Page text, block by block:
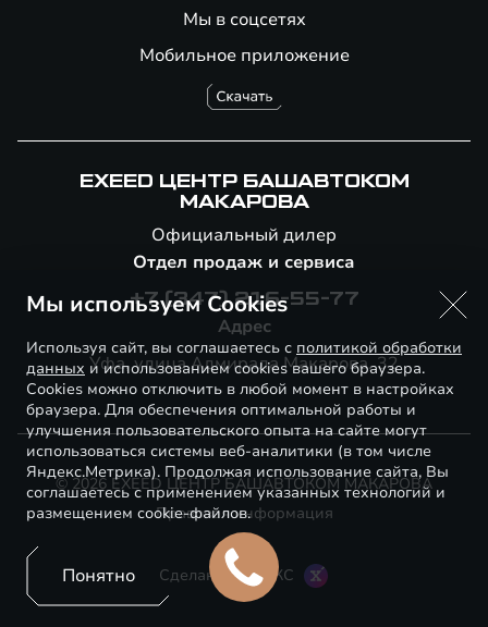
Мобильное приложение
Мы в соцсетях
EXEED ЦЕНТР БАШАВТОКОМ
МАКАРОВА
Официальный дилер
Отдел продаж и сервиса
+7 (347) 216-55-77
Адрес
Уфа, улица Адмирала Макарова, 32
© 2026 EXEED ЦЕНТР БАШАВТОКОМ МАКАРОВА
Правовая информация
Сделано в ПЕРКС
Мы используем Cookies
Используя сайт, вы соглашаетесь с политикой обработки
данных и использованием cookies вашего браузера.
Cookies можно отключить в любой момент в настройках
браузера. Для обеспечения оптимальной работы и
улучшения пользовательского опыта на сайте могут
использоваться системы веб-аналитики (в том числе
Яндекс.Метрика). Продолжая использование сайта, Вы
соглашаетесь с применением указанных технологий и
размещением cookie-файлов.
Понятно